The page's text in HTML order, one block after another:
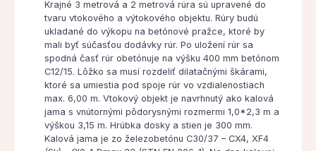
Krajné 3 metrová a 2 metrová rúra sú upravené do
tvaru vtokového a výtokového objektu. Rúry budú
ukladané do výkopu na betónové pražce, ktoré by
mali byť súčasťou dodávky rúr. Po uložení rúr sa
spodná časť rúr obetónuje na výšku 400 mm betónom
C12/15. Lôžko sa musí rozdeliť dilatačnými škárami,
ktoré sa umiestia pod spoje rúr vo vzdialenostiach
max. 6,00 m. Vtokový objekt je navrhnutý ako kalová
jama s vnútornými pôdorysnými rozmermi 1,0*2,3 m a
výškou 3,15 m. Hrúbka dosky a stien je 300 mm.
Kalová jama je zo železobetónu C30/37 – CX4, XF4